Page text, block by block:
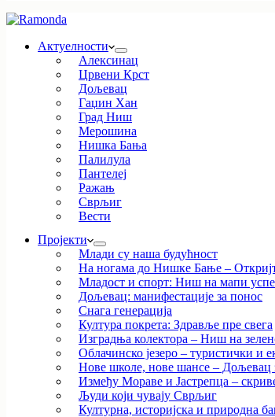
Актуелности
Алексинац
Црвени Крст
Дољевац
Гаџин Хан
Град Ниш
Мерошина
Нишка Бања
Палилула
Пантелеј
Ражањ
Сврљиг
Вести
Пројекти
Млади су наша будућност
На ногама до Нишке Бање –
Младост и спорт: Ниш на мапи
Дољевац: манифестације за понос
Снага генерација
Култура покрета: Здравље пре свега
Изградња колектора – Ниш на
Облачинско језеро – туристички и
Нове школе, нове шансе – Дољевац
Између Мораве и Јастрепца –
Људи који чувају Сврљиг
Културна, историјска и природна